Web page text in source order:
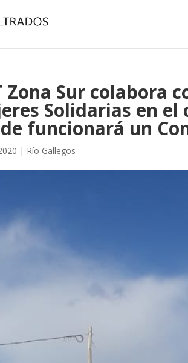
Zona Sur colabora
Solidarias en
funcionará un
| Río Gallegos